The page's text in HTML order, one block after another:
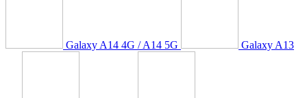
Galaxy A14 4G / A14 5G Galaxy A13